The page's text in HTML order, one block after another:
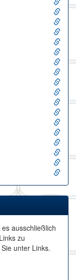
ausschließlich
zu
unter Links.